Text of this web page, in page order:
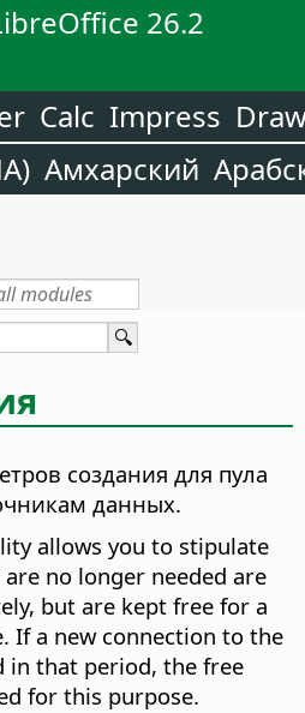
26.2
Calc Impress
Амхарский
создания для пула
данных.
allows you to stipulate
no longer needed are
but are kept free for a
If a new connection to the
in that period, the free
for this purpose.